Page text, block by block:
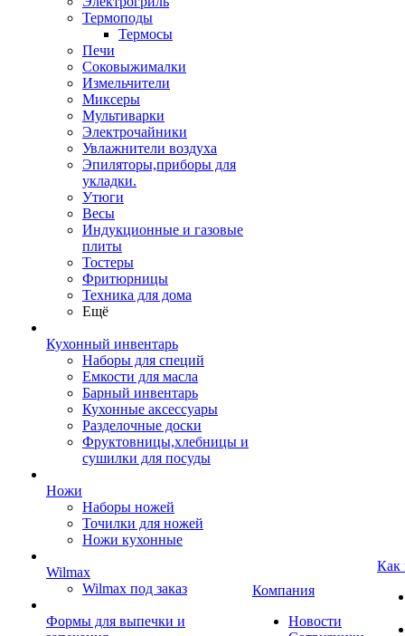
Термоподы
Термосы
Печи
Соковыжималки
Измельчители
Миксеры
Мультиварки
Электрочайники
Увлажнители воздуха
Эпиляторы,приборы для
укладки.
Утюги
Весы
Индукционные и газовые
плиты
Тостеры
Фритюрницы
Техника для дома
Ещё
Кухонный инвентарь
Наборы для специй
Емкости для масла
Барный инвентарь
Кухонные аксессуары
Разделочные доски
Фруктовницы,хлебницы и
сушилки для посуды
Ножи
Наборы ножей
Точилки для ножей
Ножи кухонные
Wilmax
Wilmax под заказ
Формы для выпечки и
Компания
Новости
Как